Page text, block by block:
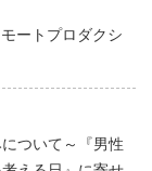
ートプロダクシ
ついて～『男性